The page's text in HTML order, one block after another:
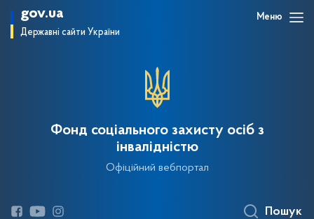
gov.ua
Державні сайти України
Меню
Фонд соціального захисту осіб з
інвалідністю
Офіційний вебпортал
Пошук